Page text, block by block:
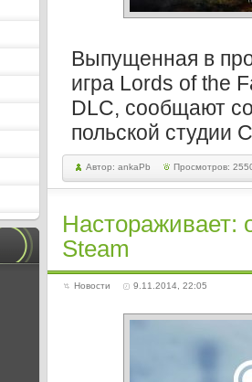
Выпущенная в
игра Lords of the
DLC, сообщают
польской студии
Автор: ankaPb Просмотров:
Настораживает:
Steam
Новости 9.11.2014, 22:05